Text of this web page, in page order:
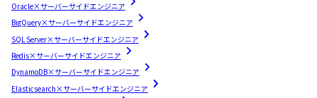
Oracle×サーバーサイドエンジニア
BigQuery×サーバーサイドエンジニア
SQL Server×サーバーサイドエンジニア
Redis×サーバーサイドエンジニア
DynamoDB×サーバーサイドエンジニア
Elasticsearch×サーバーサイドエンジニア